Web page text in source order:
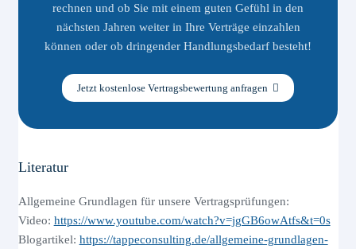
rechnen und ob Sie mit einem guten Gefühl in den
nächsten Jahren weiter in Ihre Verträge einzahlen
können oder ob dringender Handlungsbedarf besteht!
Jetzt kostenlose Vertragsbewertung anfragen
Literatur
Allgemeine Grundlagen für unsere Vertragsprüfungen:
Video: https://www.youtube.com/watch?v=jgGB6owAtfs&t=0s
Blogartikel: https://tappeconsulting.de/allgemeine-grundlagen-